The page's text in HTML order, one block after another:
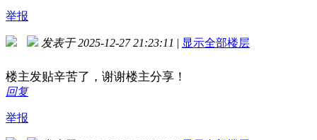
举报
发表于 2025-12-27 21:23:11 | 显示全部楼层
楼主发贴辛苦了，谢谢楼主分享！
回复
举报